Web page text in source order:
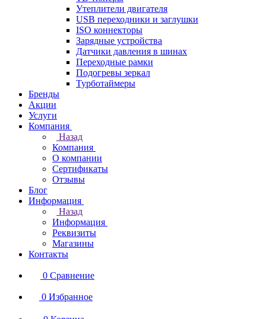
Утеплители двигателя
USB переходники и заглушки
ISO коннекторы
Зарядные устройства
Датчики давления в шинах
Переходные рамки
Подогревы зеркал
Турботаймеры
Бренды
Акции
Услуги
Компания
Назад
Компания
О компании
Сертификаты
Отзывы
Блог
Информация
Назад
Информация
Реквизиты
Магазины
Контакты
0 Сравнение
0 Избранное